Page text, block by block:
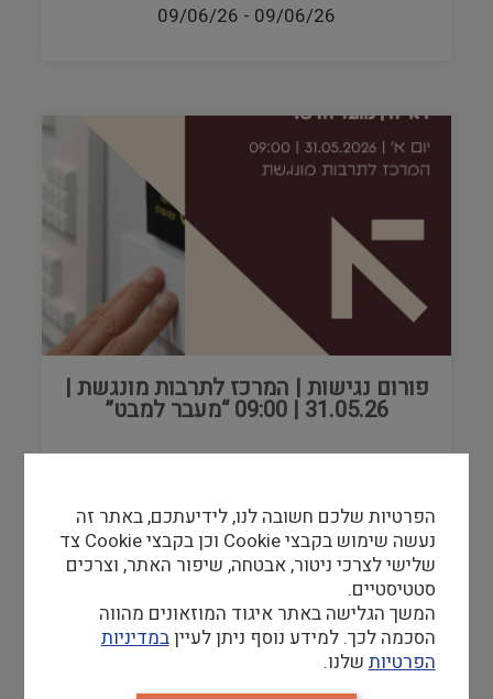
09/06/26
-
09/06/26
פורום נגישות | המרכז לתרבות מונגשת |
31.05.26 | 09:00 “מעבר למבט”
הפרטיות שלכם חשובה לנו, לידיעתכם, באתר זה
נעשה שימוש בקבצי Cookie וכן בקבצי Cookie צד
שלישי לצרכי ניטור, אבטחה, שיפור האתר, וצרכים
סטטיסטיים.
המשך הגלישה באתר איגוד המוזאונים מהווה
הסכמה לכך. למידע נוסף ניתן לעייןבמדיניות
הפרטיות שלנו.